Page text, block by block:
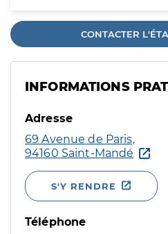
CONTACTER
INFORMATIONS
Adresse
69 Avenue de Paris,
94160 Saint-Mandé
S'Y RENDRE
Téléphone